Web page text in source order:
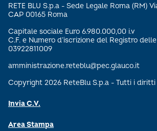
RETE BLU S.p.a - Sede Legale Roma (RM)
CAP 00165 Roma
Capitale sociale Euro 6.980.000,00 i.v
C.F. e Numero d’iscrizione del Registro
03922811009
amministrazione.reteblu@pec.glauco.it
Copyright 2026 ReteBlu S.p.a - Tutti i
Invia C.V.
Area Stampa